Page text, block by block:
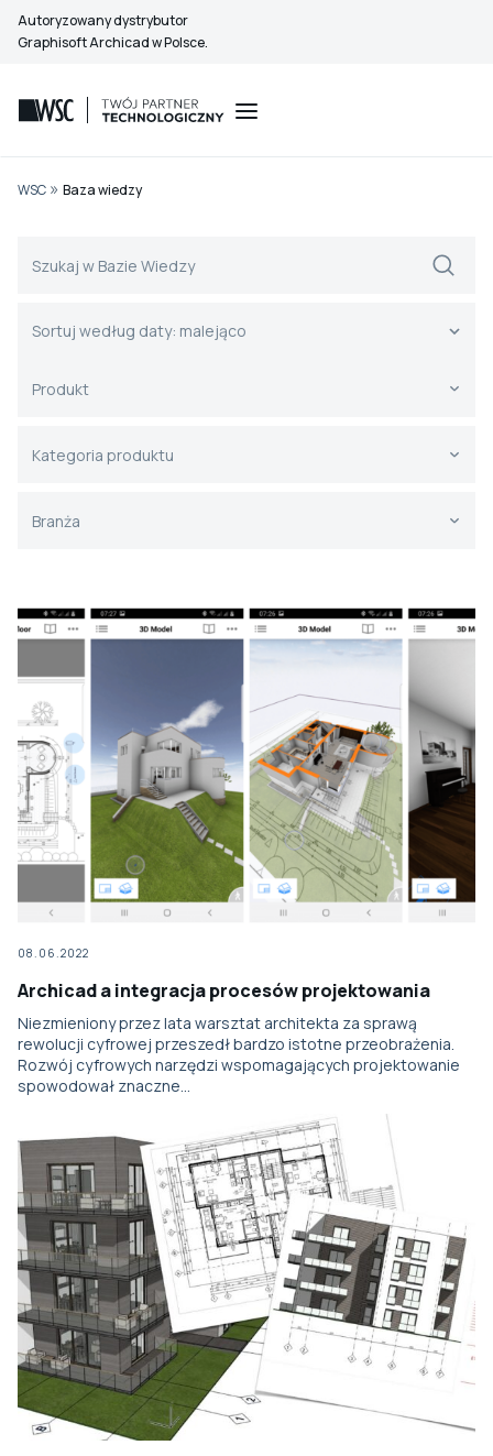
Przejdź
do
Autoryzowany dystrybutor
Graphisoft Archicad w Polsce.
WSC » Baza wiedzy
Szukaj - BAZA WIEDZY (strona archiwum)
Sortuj według daty: malejąco
Sort content
Select content
Select content
Select content
08.06.2022
Archicad a integracja procesów projektowania
Niezmieniony przez lata warsztat architekta za sprawą
rewolucji cyfrowej przeszedł bardzo istotne przeobrażenia.
Rozwój cyfrowych narzędzi wspomagających projektowanie
spowodował znaczne…